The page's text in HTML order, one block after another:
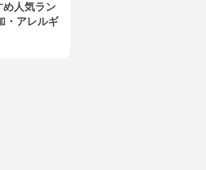
め人気ラン
・アレルギ